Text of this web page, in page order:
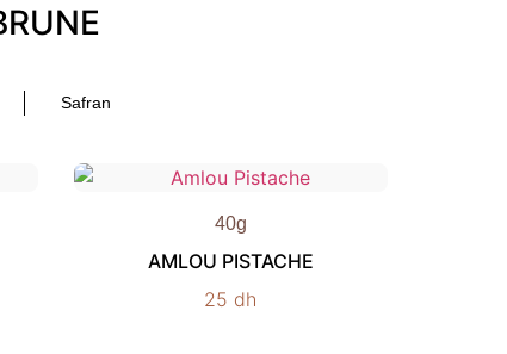
Safran
40g
AMLOU PISTACHE
25 dh